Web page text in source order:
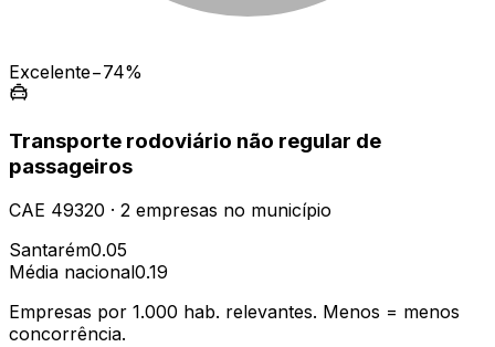
Excelente−74%
Transporte rodoviário não regular de
passageiros
CAE 49320 · 2 empresas no município
Santarém0.05
Média nacional0.19
Empresas por 1.000 hab. relevantes. Menos = menos
concorrência.